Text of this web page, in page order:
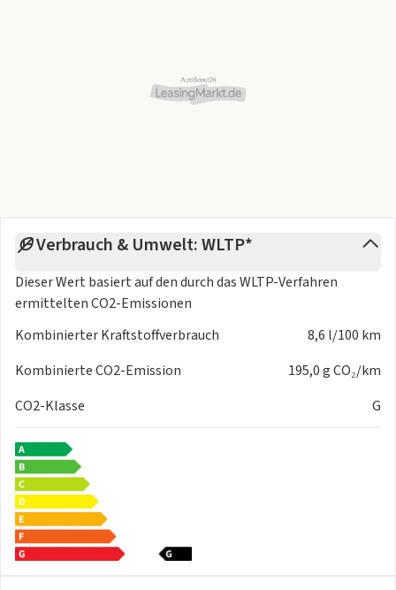
Verbrauch & Umwelt: WLTP*
Dieser Wert basiert auf den durch dasWLTP-Verfahren
ermittelten CO2-Emissionen
Kombinierter Kraftstoffverbrauch
8,6 l/100 km
Kombinierte CO2-Emission
195,0 g CO₂/km
CO2-Klasse
G